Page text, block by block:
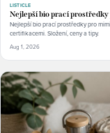
LISTICLE
Nejlepší bio prací
Nejlepší bio prací prostředky pro
certifikacemi. Složení, ceny a tipy.
Aug 1, 2026